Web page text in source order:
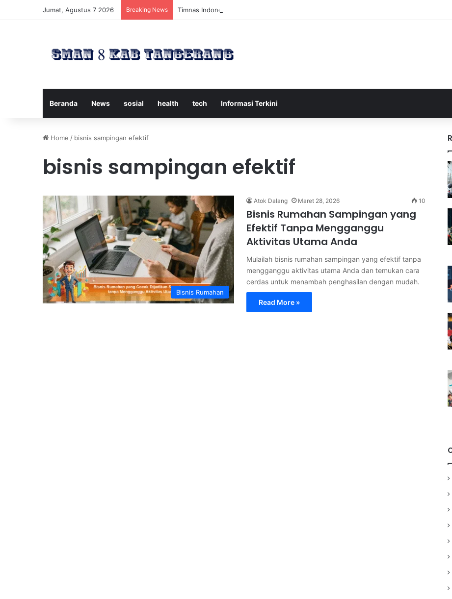
Jumat, Agustus 7 2026 Breaking News Timnas Indonesia U-17 Tereliminasi, Berikut 4 Tim Lolos ke Semifinal Piala AFF U-17 2026
Beranda News sosial health tech Informasi Terkini
Home / bisnis sampingan efektif
bisnis sampingan efektif
Bisnis Rumahan
Atok Dalang Maret 28, 2026 10
Bisnis Rumahan Sampingan yang
Efektif Tanpa Mengganggu
Aktivitas Utama Anda
Mulailah bisnis rumahan sampingan yang efektif tanpa
mengganggu aktivitas utama Anda dan temukan cara
cerdas untuk menambah penghasilan dengan mudah.
Read More »